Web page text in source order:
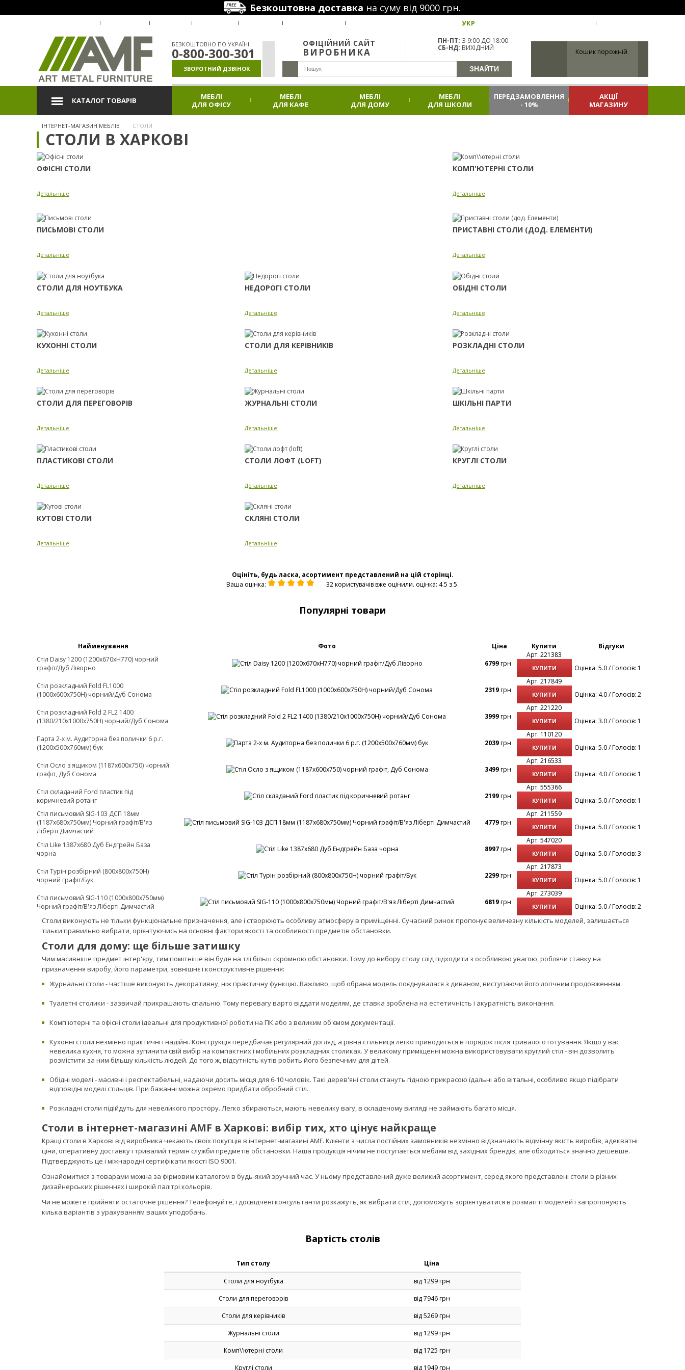
Безкоштовна доставка на суму від 9000 грн.
УКР
БЕЗКОШТОВНО ПО УКРАЇНІ:
0-800-300-301
ЗВОРОТНИЙ ДЗВІНОК
ОФІЦІЙНИЙ САЙТ
ВИРОБНИКА
ПН-ПТ: З 9:00 ДО 18:00
СБ-НД: ВИХІДНИЙ Кошик порожній
КАТАЛОГ ТОВАРІВ
МЕБЛІ
ДЛЯ ОФІСУ
МЕБЛІ
ДЛЯ КАФЕ
МЕБЛІ
ДЛЯ ДОМУ
МЕБЛІ
ДЛЯ ШКОЛИ
ПЕРЕДЗАМОВЛЕННЯ
- 10%
АКЦІЇ
МАГАЗИНУ
ІНТЕРНЕТ-МАГАЗИН МЕБЛІВ СТОЛИ
СТОЛИ В ХАРКОВІ
ОФІСНІ СТОЛИ
Детальніше
ПИСЬМОВІ СТОЛИ
Детальніше
КОМП'ЮТЕРНІ СТОЛИ
Детальніше
ПРИСТАВНІ СТОЛИ (ДОД. ЕЛЕМЕНТИ)
Детальніше
СТОЛИ ДЛЯ НОУТБУКА
Детальніше
НЕДОРОГІ СТОЛИ
Детальніше
ОБІДНІ СТОЛИ
Детальніше
КУХОННІ СТОЛИ
Детальніше
СТОЛИ ДЛЯ КЕРІВНИКІВ
Детальніше
РОЗКЛАДНІ СТОЛИ
Детальніше
СТОЛИ ДЛЯ ПЕРЕГОВОРІВ
Детальніше
ЖУРНАЛЬНІ СТОЛИ
Детальніше
ШКІЛЬНІ ПАРТИ
Детальніше
ПЛАСТИКОВІ СТОЛИ
Детальніше
СТОЛИ ЛОФТ (LOFT)
Детальніше
КРУГЛІ СТОЛИ
Детальніше
КУТОВІ СТОЛИ
Детальніше
СКЛЯНІ СТОЛИ
Детальніше
Оцініть, будь ласка, асортимент представлений на цій сторінці.
Ваша оцінка:
32 користувачів вже оцінили. оцінка: 4.5 з 5.
Популярні товари
Найменування Фото Ціна Купити
Відгуки
Стіл Daisy 1200 (1200х670хН770) чорний
графіт/Дуб Ліворно
6799грн
Арт. 221383
КУПИТИ Оцінка: 5.0 / Голосів: 1
Стіл розкладний Fold FL1000
(1000х600х750Н) чорний/Дуб Сонома
2319грн
Арт. 217849
КУПИТИ Оцінка: 4.0 / Голосів: 2
Стіл розкладний Fold 2 FL2 1400
(1380/210х1000х750Н) чорний/Дуб Сонома
3999грн
Арт. 221220
КУПИТИ Оцінка: 3.0 / Голосів: 1
Парта 2-х м. Аудиторна без полички 6 р.г.
(1200х500х760мм) бук
2039грн
Арт. 110120
КУПИТИ Оцінка: 5.0 / Голосів: 1
Стіл Осло з ящиком (1187х600х750) чорний
графіт, Дуб Сонома
3499грн
Арт. 216533
КУПИТИ Оцінка: 4.0 / Голосів: 1
Стіл складаний Ford пластик під
коричневий ротанг
2199грн
Арт. 555366
КУПИТИ
Оцінка: 5.0 / Голосів: 1
Стіл письмовий SIG-103 ДСП 18мм
(1187х680х750мм) Чорний графіт/В'яз
Ліберті Димчастий
4779грн
Арт. 211559
КУПИТИ Оцінка: 5.0 / Голосів: 1
Стіл Like 1387х680 Дуб Ендгрейн База
чорна
8997грн
Арт. 547020
КУПИТИ Оцінка: 5.0 / Голосів: 3
Стіл Турін розбірний (800х800х750H)
чорний графіт/Бук
2299грн
Арт. 217873
КУПИТИ Оцінка: 5.0 / Голосів: 1
Стіл письмовий SIG-110 (1000х800х750мм)
Чорний графіт/В'яз Ліберті Димчастий
6819грн
Арт. 273039
КУПИТИ Оцінка: 5.0 / Голосів: 2
Столи виконують не тільки функціональне призначення, але і створюють особливу атмосферу в приміщенні. Сучасний ринок пропонує величезну кількість моделей, залишається
тільки правильно вибрати, орієнтуючись на основні фактори якості та особливості предметів обстановки.
Столи для дому: ще більше затишку
Чим масивніше предмет інтер'єру, тим помітніше він буде на тлі більш скромною обстановки. Тому до вибору столу слід підходити з особливою увагою, роблячи ставку на
призначення виробу, його параметри, зовнішнє і конструктивне рішення:
Журнальні столи - частіше виконують декоративну, ніж практичну функцію. Важливо, щоб обрана модель поєднувалася з диваном, виступаючи його логічним продовженням.
Туалетні столики - зазвичай прикрашають спальню. Тому перевагу варто віддати моделям, де ставка зроблена на естетичність і акуратність виконання.
Комп'ютерні та офісні столи ідеальні для продуктивної роботи на ПК або з великим об'ємом документації.
Кухонні столи незмінно практичні і надійні. Конструкція передбачає регулярний догляд, а рівна стільниця легко приводиться в порядок після тривалого готування. Якщо у вас
невелика кухня, то можна зупинити свій вибір на компактних і мобільних розкладних столиках. У великому приміщенні можна використовувати круглий стіл - він дозволить
розмістити за ним більшу кількість людей. До того ж, відсутність кутів робить його безпечним для дітей.
Обідні моделі - масивні і респектабельні, надаючи досить місця для 6-10 чоловік. Такі дерев'яні столи стануть гідною прикрасою їдальні або вітальні, особливо якщо підібрати
відповідні моделі стільців. При бажанні можна окремо придбати обробний стіл.
Розкладні столи підійдуть для невеликого простору. Легко збираються, мають невелику вагу, в складеному вигляді не займають багато місця.
Столи в інтернет-магазині AMF в Харкові: вибір тих, хто цінує найкраще
Кращі столи в Харкові від виробника чекають своїх покупців в інтернет-магазині AMF. Клієнти з числа постійних замовників незмінно відзначають відмінну якість виробів, адекватні
ціни, оперативну доставку і тривалий термін служби предметів обстановки. Наша продукція нічим не поступається меблям від західних брендів, але обходиться значно дешевше.
Підтверджують це і міжнародні сертифікати якості ISO 9001.
Ознайомитися з товарами можна за фірмовим каталогом в будь-який зручний час. У ньому представлений дуже великий асортимент, серед якого представлені столи в різних
дизайнерських рішеннях і широкій палітрі кольорів.
Чи не можете прийняти остаточне рішення? Телефонуйте, і досвідчені консультанти розкажуть, як вибрати стіл, допоможуть зорієнтуватися в розмаїтті моделей і запропонують
кілька варіантів з урахуванням ваших уподобань.
Вартість столів
Тип столу Ціна
Столи для ноутбука
від 1299 грн
Столи для переговорів
від 7946 грн
Столи для керівників
від 5269 грн
Журнальні столи
від 1299 грн
Комп\'ютерні столи
від 1725 грн
Круглі столи
від 1949 грн